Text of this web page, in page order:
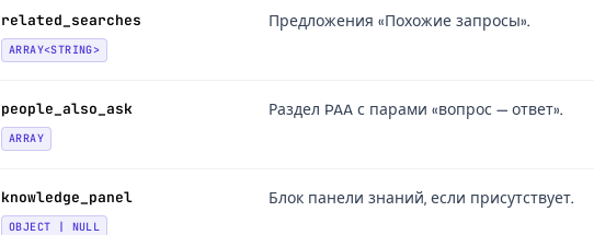
related_searches
ARRAY<STRING>
Предложения «Похожие запросы».
people_also_ask
ARRAY
Раздел PAA с парами «вопрос — ответ».
knowledge_panel
OBJECT | NULL
Блок панели знаний, если присутствует.